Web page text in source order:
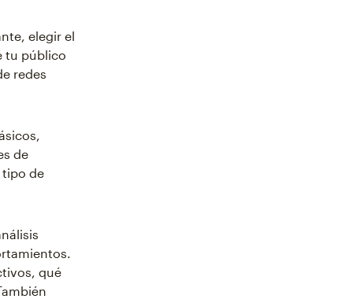
elegir el
tu público
redes
de
tipo de
qué